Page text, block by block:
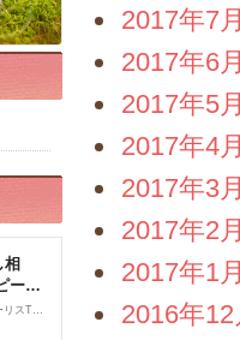
2017年7
2017年6
2017年5
2017年4
2017年3
2017年2
2017年1
2016年12